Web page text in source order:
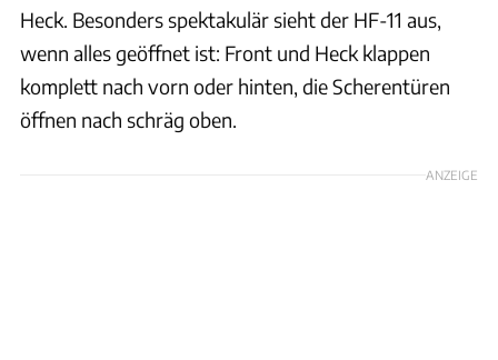
Heck. Besonders spektakulär sieht der HF-11 aus,
wenn alles geöffnet ist: Front und Heck klappen
komplett nach vorn oder hinten, die Scherentüren
öffnen nach schräg oben.
ANZEIGE